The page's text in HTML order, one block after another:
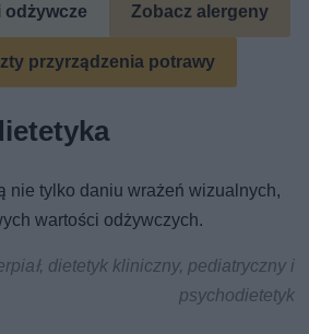
odżywcze Zobacz alergeny
przyrządzenia potrawy
nie tylko daniu wrażeń wizualnych,
wartości odżywczych.
dietetyk kliniczny, pediatryczny i
psychodietetyk